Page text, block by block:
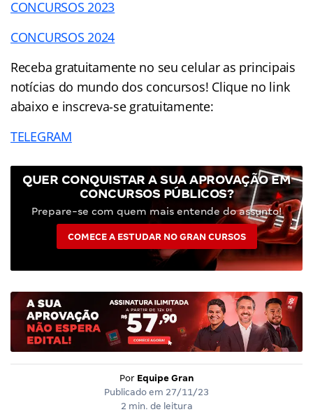
CONCURSOS 2023
CONCURSOS 2024
Receba gratuitamente no seu celular as principais
notícias do mundo dos concursos! Clique no link
abaixo e inscreva-se gratuitamente:
TELEGRAM
QUER CONQUISTAR A SUA APROVAÇÃO EM
CONCURSOS PÚBLICOS?
Prepare-se com quem mais entende do assunto!
COMECE A ESTUDAR NO GRAN CURSOS
Por Equipe Gran
Publicado em 27/11/23
2 min. de leitura